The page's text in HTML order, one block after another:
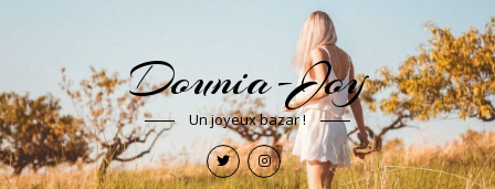
Dounia-Joy
Un joyeux bazar !